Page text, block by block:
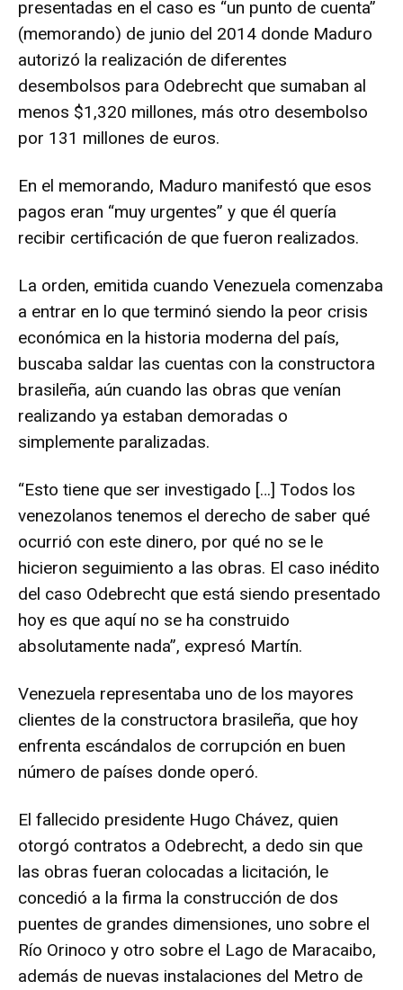
presentadas en el caso es “un punto de cuenta”
(memorando) de junio del 2014 donde Maduro
autorizó la realización de diferentes
desembolsos para Odebrecht que sumaban al
menos $1,320 millones, más otro desembolso
por 131 millones de euros.
En el memorando, Maduro manifestó que esos
pagos eran “muy urgentes” y que él quería
recibir certificación de que fueron realizados.
La orden, emitida cuando Venezuela comenzaba
a entrar en lo que terminó siendo la peor crisis
económica en la historia moderna del país,
buscaba saldar las cuentas con la constructora
brasileña, aún cuando las obras que venían
realizando ya estaban demoradas o
simplemente paralizadas.
“Esto tiene que ser investigado […] Todos los
venezolanos tenemos el derecho de saber qué
ocurrió con este dinero, por qué no se le
hicieron seguimiento a las obras. El caso inédito
del caso Odebrecht que está siendo presentado
hoy es que aquí no se ha construido
absolutamente nada”, expresó Martín.
Venezuela representaba uno de los mayores
clientes de la constructora brasileña, que hoy
enfrenta escándalos de corrupción en buen
número de países donde operó.
El fallecido presidente Hugo Chávez, quien
otorgó contratos a Odebrecht, a dedo sin que
las obras fueran colocadas a licitación, le
concedió a la firma la construcción de dos
puentes de grandes dimensiones, uno sobre el
Río Orinoco y otro sobre el Lago de Maracaibo,
además de nuevas instalaciones del Metro de